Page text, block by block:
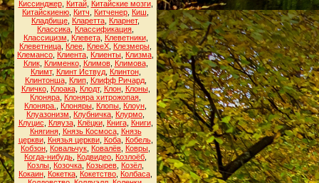
Киссинджер, Китай, Китайские мозги,
Китайскиеню Китч Китченер Киш
Кладбище Кларетта Кларнет,
Классика Классификация
Классицизм
Клевета, Клеветники,
Клеветница Клее КлееХ Клезмеры
Клемансо Клиента Клиенты Клизма
Клик, Клименко, Климов, Климова,
Климт, Клинт Иствуд, Клинтон,
Клинтонша, Клип, Клифф Ричард,
Кличко, Клоака, Клодт, Клон, Клоны,
Клоняра Клоняра хитрожопая
Клоняра.
Клоняры Клопы Клоун
Клуазонизм
Клубничка Клурмо
Клуцис
Кляуза, Клёцки, Книга, Книги,
Княгиня, Князь Космоса, Князь
церкви, Князья церкви, Коба, Кобель,
Кобзон Ковальчук Ковалёв Ковры
Когда-нибудь Кодвидео Козлоёб
Козлы Козочка Козырев Козёл
Кокаин Кокетка Кокетство Колбаса